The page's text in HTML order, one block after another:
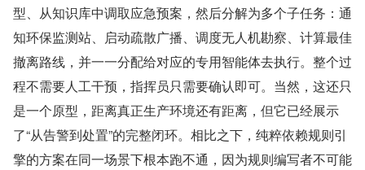
型、从知识库中调取应急预案，然后分解为多个子任务：通
知环保监测站、启动疏散广播、调度无人机勘察、计算最佳
撤离路线，并一一分配给对应的专用智能体去执行。整个过
程不需要人工干预，指挥员只需要确认即可。当然，这还只
是一个原型，距离真正生产环境还有距离，但它已经展示
了“从告警到处置”的完整闭环。相比之下，纯粹依赖规则引
擎的方案在同一场景下根本跑不通，因为规则编写者不可能